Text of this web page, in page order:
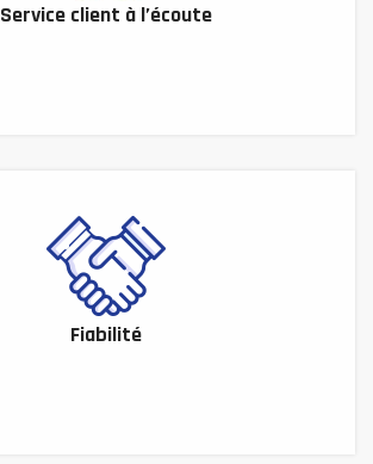
Service client à l’écoute
Fiabilité